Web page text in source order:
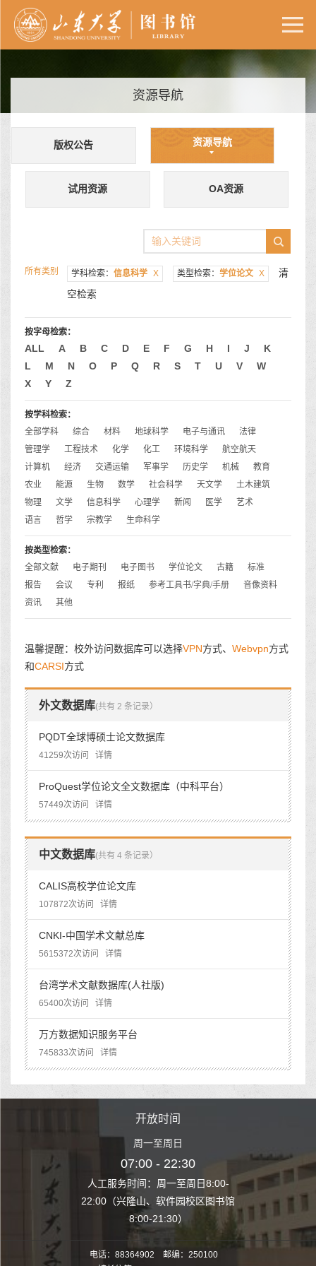
资源导航
版权公告 资源导航
试用资源 OA资源
所有类别 学科检索： 信息科学 X 类型检索： 学位论文 X
清
空检索
按字母检索：
ALL A B C D E F G H I J
K
L
M N O P Q R S T U V
W
X
Y Z
按学科检索：
全部学科
综合 材料 地球科学 电子与通讯
法律
管理学
工程技术 化学 化工 环境科学
航空航天
计算机
经济 交通运输 军事学 历史学 机械
教育
农业
能源 生物 数学 社会科学 天文学
土木建筑
物理
文学 信息科学 心理学 新闻 医学
艺术
语言
哲学 宗教学 生命科学
按类型检索：
全部文献
电子期刊 电子图书 学位论文 古籍
标准
报告
会议 专利 报纸 参考工具书/字典/手册
音像资料
资讯
其他
温馨提醒：校外访问数据库可以选择VPN方式、 Webvpn方式
和CARSI方式
外文数据库(共有 2 条记录）
PQDT全球博硕士论文数据库
41259次访问 详情
ProQuest学位论文全文数据库（中科平台）
57449次访问 详情
中文数据库(共有 4 条记录）
CALIS高校学位论文库
107872次访问 详情
CNKI-中国学术文献总库
5615372次访问 详情
台湾学术文献数据库(人社版)
65400次访问 详情
万方数据知识服务平台
745833次访问 详情
至周日8:00-
园校区图书馆
开放时间
周一至周日
07:00 - 22:30
人工服务时间：周一至周日8:00-
22:00（兴隆山、软件园校区图书馆
8:00-21:30）
人工服务时间
22:00（兴隆山
电话：88364902 邮编：250100